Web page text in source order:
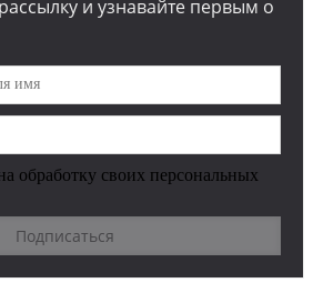
и узнавайте первым о
обработку своих персональных